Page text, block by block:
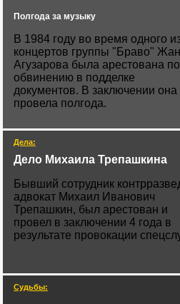
Полгода за музыку
В 1984 году во время одного
концертов группы "Браво"
Агузарова была арестована по
обвинению в подделке
документов. В заключении она
провела полгода.
Дела:
Дело Михаила Трепашкина
Бывший сотрудник
адвокат Михаил Иванович
Трепашкин, был арестован и
провел в заключении 4 года в
результате провокации
Судьбы: